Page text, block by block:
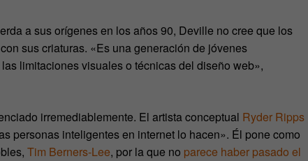
a sus orígenes en los años 90, Deville no cree que los
sus criaturas. «Es una generación de jóvenes
limitaciones visuales o técnicas del diseño web»,
irremediablemente. El artista conceptual Ryder Ripps
personas inteligentes en internet lo hacen». Él pone como
Tim Berners-Lee, por la que no parece haber pasado el